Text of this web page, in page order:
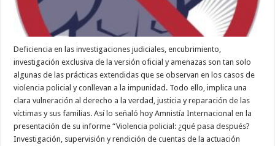
Deficiencia en las investigaciones judiciales, encubrimiento,
investigación exclusiva de la versión oficial y amenazas son tan solo
algunas de las prácticas extendidas que se observan en los casos de
violencia policial y conllevan a la impunidad. Todo ello, implica una
clara vulneración al derecho a la verdad, justicia y reparación de las
víctimas y sus familias. Así lo señaló hoy Amnistía Internacional en la
presentación de su informe “Violencia policial: ¿qué pasa después?
Investigación, supervisión y rendición de cuentas de la actuación